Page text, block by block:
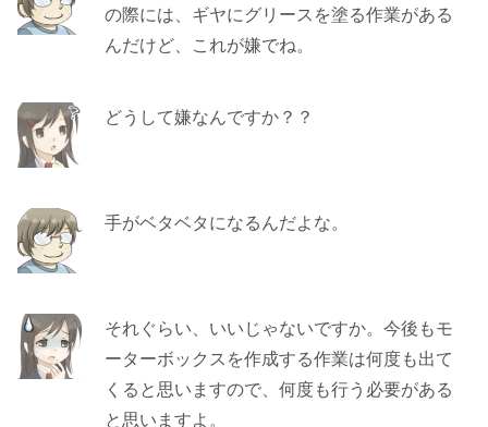
の際には、ギヤにグリースを塗る作業がある
んだけど、これが嫌でね。
どうして嫌なんですか？？
手がベタベタになるんだよな。
それぐらい、いいじゃないですか。今後もモ
ーターボックスを作成する作業は何度も出て
くると思いますので、何度も行う必要がある
と思いますよ。